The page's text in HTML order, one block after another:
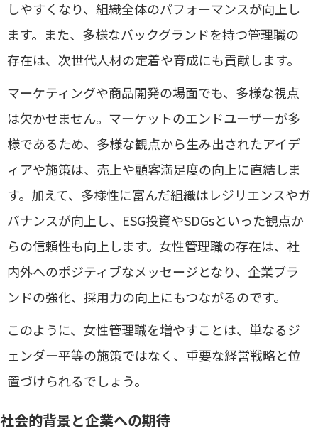
しやすくなり、組織全体のパフォーマンスが向上し
ます。また、多様なバックグランドを持つ管理職の
存在は、次世代人材の定着や育成にも貢献します。
マーケティングや商品開発の場面でも、多様な視点
は欠かせません。マーケットのエンドユーザーが多
様であるため、多様な観点から生み出されたアイデ
ィアや施策は、売上や顧客満足度の向上に直結しま
す。加えて、多様性に富んだ組織はレジリエンスやガ
バナンスが向上し、ESG投資やSDGsといった観点か
らの信頼性も向上します。女性管理職の存在は、社
内外へのポジティブなメッセージとなり、企業ブラ
ンドの強化、採用力の向上にもつながるのです。
このように、女性管理職を増やすことは、単なるジ
ェンダー平等の施策ではなく、重要な経営戦略と位
置づけられるでしょう。
社会的背景と企業への期待